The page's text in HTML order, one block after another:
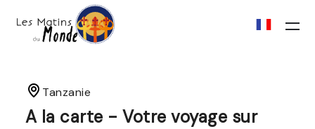
Tanzanie
A la carte - Votre voyage sur